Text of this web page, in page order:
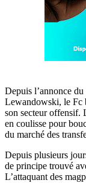
Depuis l’annonce
Lewandowski, le Fc
son secteur offensif.
en coulisse pour
du marché des
Depuis plusieurs
de principe trouvé
L’attaquant des